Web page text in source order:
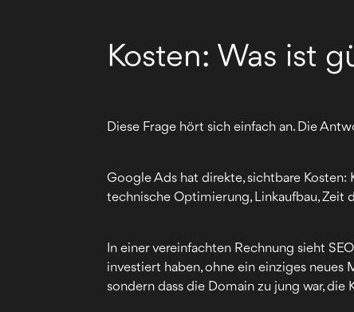
Kosten: Was ist
Diese Frage hört sich einfach an. Die
Google Ads hat direkte, sichtbare
technische Optimierung, Linkaufbau, Zeit
In einer vereinfachten Rechnung sieht
investiert haben, ohne ein einziges neues
sondern dass die Domain zu jung war,